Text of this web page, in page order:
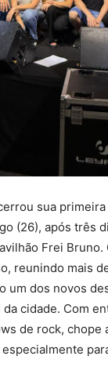
sua
(26), após três
Frei Bruno.
reunindo mais
um dos novos
cidade. Com
de rock, chope